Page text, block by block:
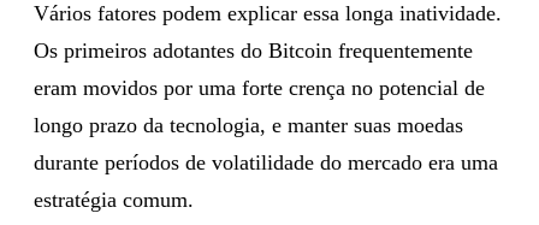
Vários fatores podem explicar essa longa inatividade.
Os primeiros adotantes do Bitcoin frequentemente
eram movidos por uma forte crença no potencial de
longo prazo da tecnologia, e manter suas moedas
durante períodos de volatilidade do mercado era uma
estratégia comum.